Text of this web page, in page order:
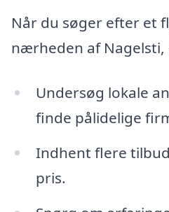
Når du søger efter et
nærheden af Nagelsti,
Undersøg lokale
finde pålidelige
Indhent flere
pris.